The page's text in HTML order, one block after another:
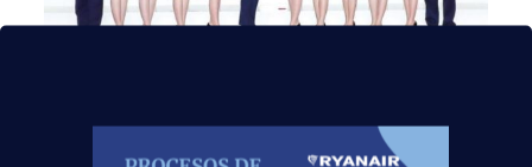
! A todos ellos les deseamos el mejor de